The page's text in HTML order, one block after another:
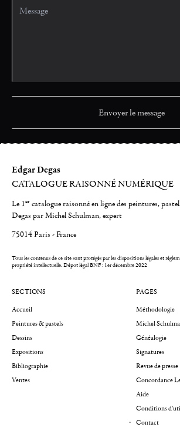
Edgar Degas
CATALOGUE RAISONNÉ NUMÉRIQUE
Le 1er catalogue raisonné en ligne des peintures,
Degas par Michel Schulman, expert
75014 Paris - France
Tous les contenus de ce site sont protégés par les dispositions légales et
propriété intellectuelle.Dépot légal BNF : 1er décembre 2022
SECTIONS
Accueil
Peintures & pastels
Dessins
Expositions
Bibliographie
Ventes
PAGES
Méthodologie
Michel
Généalogie
Signatures
Revue de presse
Concordance
Aide
Conditions
Contact